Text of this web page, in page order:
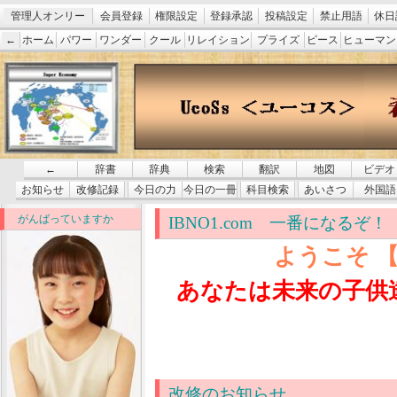
管理人オンリー 会員登録 権限設定 登録承認 投稿設定 禁止用語
休
←
ホーム パワー ワンダー クール リレイション プライズ ピース ヒューマン
← 辞書 辞典 検索 翻訳 地図
ビデオ
お知らせ
改修記録 今日の力 今日の一冊 科目検索 あいさつ 外国語
IBNO1.com 一番になるぞ！
ようこそ
あなたは未来の子
がんばっていますか